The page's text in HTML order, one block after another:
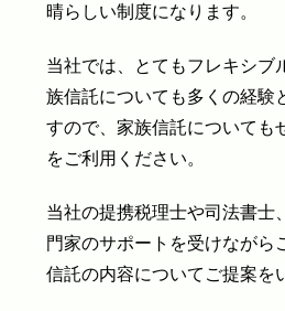
晴らしい制度になります。
当社では、とてもフレキシブ
族信託についても多くの経験
すので、家族信託についても
をご利用ください。
当社の提携税理士や司法書士
門家のサポートを受けながら
信託の内容についてご提案を